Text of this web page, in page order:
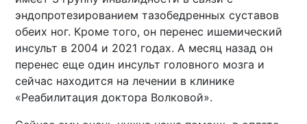
эндопротезированием тазобедренных суставов
обеих ног. Кроме того, он перенес ишемический
инсульт в 2004 и 2021 годах. А месяц назад он
перенес еще один инсульт головного мозга и
сейчас находится на лечении в клинике
«Реабилитация доктора Волковой».